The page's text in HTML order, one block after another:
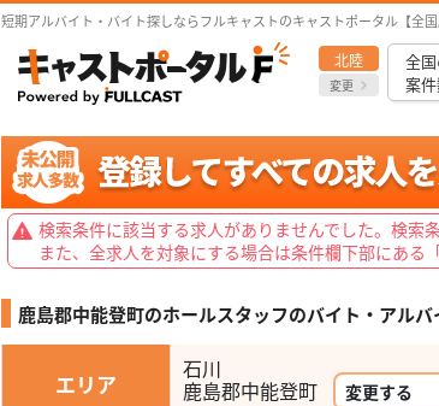
短期アルバイト・バイト探しならフルキャストのキャストポータル【全
北陸
変更
全
案
検索条件に該当する求人がありませんでした。検索
また、全求人を対象にする場合は条件欄下部にある
鹿島郡中能登町のホールスタッフのバイト・アル
エリア
石川
鹿島郡中能登町 変更する